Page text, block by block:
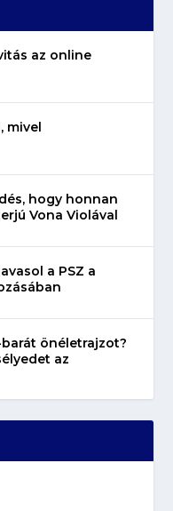
az online
mivel
hogy honnan
Vona Violával
a PSZ a
önéletrajzot?
az